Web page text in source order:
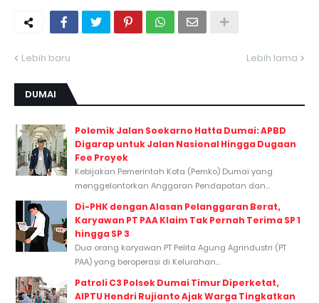
Lebih baru Lebih lama
DUMAI
Polemik Jalan Soekarno Hatta Dumai: APBD
Digarap untuk Jalan Nasional Hingga Dugaan
Fee Proyek
Kebijakan Pemerintah Kota (Pemko) Dumai yang
menggelontorkan Anggaran Pendapatan dan...
Di-PHK dengan Alasan Pelanggaran Berat,
Karyawan PT PAA Klaim Tak Pernah Terima SP 1
hingga SP 3
Dua orang karyawan PT Pelita Agung Agrindustri (PT
PAA) yang beroperasi di Kelurahan...
Patroli C3 Polsek Dumai Timur Diperketat,
AIPTU Hendri Rujianto Ajak Warga Tingkatkan